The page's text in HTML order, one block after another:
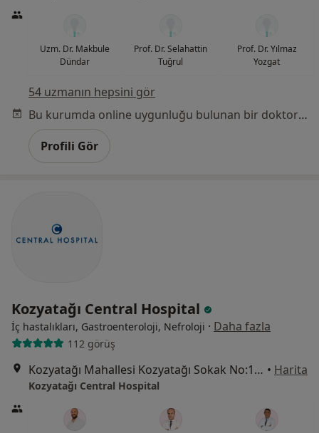
Uzm. Dr. Makbule
Dündar
Prof. Dr. Selahattin
Tuğrul
Prof. Dr. Yılmaz
Yozgat
54 uzmanın hepsini gör
Bu kurumda online uygunluğu bulunan bir doktor veya uzman bulunamadı
Profili Gör
Kozyatağı Central Hospital
İç hastalıkları, Gastroenteroloji, Nefroloji · Daha fazla
112 görüş
Kozyatağı Mahallesi Kozyatağı Sokak No:19, Kadıköy • Harita
Kozyatağı Central Hospital